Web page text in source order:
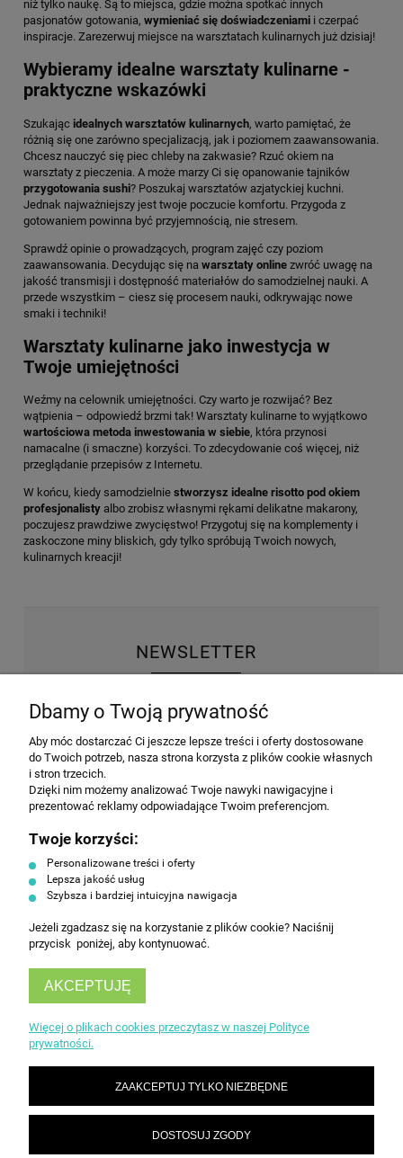
niż tylko naukę. Są to miejsca, gdzie można spotkać innych
pasjonatów gotowania, wymieniać się doświadczeniami i czerpać
inspiracje. Zarezerwuj miejsce na warsztatach kulinarnych już dzisiaj!
Wybieramy idealne warsztaty kulinarne -
praktyczne wskazówki
Szukając idealnych warsztatów kulinarnych, warto pamiętać, że
różnią się one zarówno specjalizacją, jak i poziomem zaawansowania.
Chcesz nauczyć się piec chleby na zakwasie? Rzuć okiem na
warsztaty z pieczenia. A może marzy Ci się opanowanie tajników
przygotowania sushi? Poszukaj warsztatów azjatyckiej kuchni.
Jednak najważniejszy jest twoje poczucie komfortu. Przygoda z
gotowaniem powinna być przyjemnością, nie stresem.
Sprawdź opinie o prowadzących, program zajęć czy poziom
zaawansowania. Decydując się na warsztaty online zwróć uwagę na
jakość transmisji i dostępność materiałów do samodzielnej nauki. A
przede wszystkim – ciesz się procesem nauki, odkrywając nowe
smaki i techniki!
Warsztaty kulinarne jako inwestycja w
Twoje umiejętności
Weźmy na celownik umiejętności. Czy warto je rozwijać? Bez
wątpienia – odpowiedź brzmi tak! Warsztaty kulinarne to wyjątkowo
wartościowa metoda inwestowania w siebie, która przynosi
namacalne (i smaczne) korzyści. To zdecydowanie coś więcej, niż
przeglądanie przepisów z Internetu.
W końcu, kiedy samodzielnie stworzysz idealne risotto pod okiem
profesjonalisty albo zrobisz własnymi rękami delikatne makarony,
poczujesz prawdziwe zwycięstwo! Przygotuj się na komplementy i
zaskoczone miny bliskich, gdy tylko spróbują Twoich nowych,
kulinarnych kreacji!
NEWSLETTER
Wyrażam zgodę na przesyłanie informacji
handlowej na poniższy adres email. Więcej w
Polityce prywatności.
Dbamy o Twoją prywatność
Aby móc dostarczać Ci jeszcze lepsze treści i oferty dostosowane
do Twoich potrzeb, nasza strona korzysta z plików cookie własnych
i stron trzecich.
Dzięki nim możemy analizować Twoje nawyki nawigacyjne i
prezentować reklamy odpowiadające Twoim preferencjom.
Twoje korzyści:
Personalizowane treści i oferty
Lepsza jakość usług
Szybsza i bardziej intuicyjna nawigacja
Jeżeli zgadzasz się na korzystanie z plików cookie? Naciśnij
przycisk poniżej, aby kontynuować.
AKCEPTUJĘ
Więcej o plikach cookies przeczytasz w naszej Polityce
prywatności.
ZAAKCEPTUJ TYLKO NIEZBĘDNE
DOSTOSUJ ZGODY